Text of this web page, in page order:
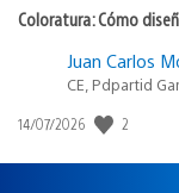
Coloratura: Cómo
Juan Carlos
CE, Pdpartid
Fecha
publicación:
14/07/2026 2